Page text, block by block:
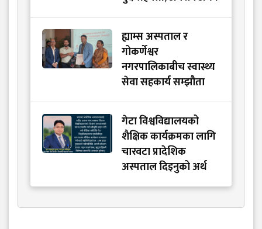
ह्याम्स अस्पताल र
गोकर्णेश्वर
नगरपालिकाबीच स्वास्थ्य
सेवा सहकार्य सम्झौता
गेटा विश्वविद्यालयको
शैक्षिक कार्यक्रमका लागि
चारवटा प्रादेशिक
अस्पताल दिइनुको अर्थ